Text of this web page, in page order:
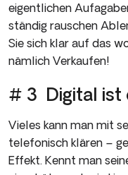
eigentlichen
ständig rauschen
Sie sich klar auf das
nämlich Verkaufen!
# 3 Digital ist
Vieles kann man mit
telefonisch klären –
Effekt. Kennt man